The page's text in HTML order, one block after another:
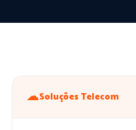
☁Soluções Telecom